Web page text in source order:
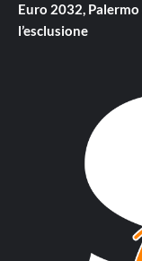
Euro 2032,
l’esclusione